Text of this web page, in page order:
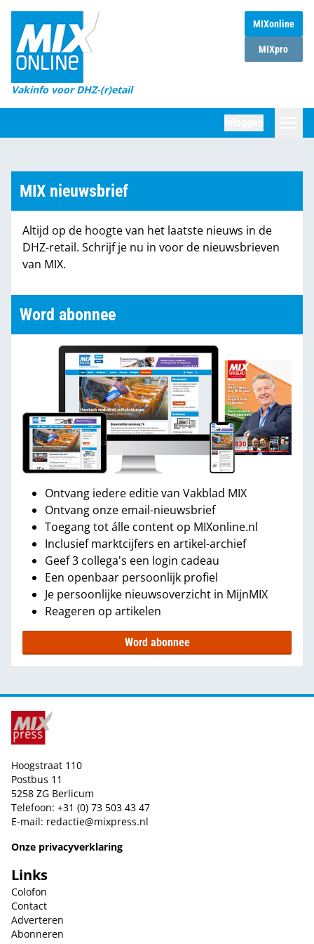
MIXonline
MIXpro
Vakinfo voor DHZ-(r)etail
Home
Magazines
DHZ Sessie
Marktcijfers
Partners
MIX nieuwsbrief
Altijd op de hoogte van het laatste nieuws in de
DHZ-retail. Schrijf je nu in voor de nieuwsbrieven
van MIX.
Word abonnee
Ontvang iedere editie van Vakblad MIX
Ontvang onze email-nieuwsbrief
Toegang tot álle content op MIXonline.nl
Inclusief marktcijfers en artikel-archief
Geef 3 collega's een login cadeau
Een openbaar persoonlijk profiel
Je persoonlijke nieuwsoverzicht in MijnMIX
Reageren op artikelen
Word abonnee
Hoogstraat 110
Postbus 11
5258 ZG Berlicum
Telefoon: +31 (0) 73 503 43 47
E-mail: redactie@mixpress.nl
Onze privacyverklaring
Links
Colofon
Contact
Adverteren
Abonneren